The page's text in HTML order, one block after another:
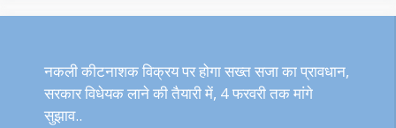
नकली कीटनाशक विक्रय पर होगा सख्त सजा का प्रावधान,
सरकार विधेयक लाने की तैयारी में, 4 फरवरी तक मांगे
सुझाव..